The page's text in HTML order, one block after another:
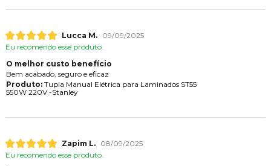
Lucca M.
09/09/2025
Eu recomendo esse produto.
O melhor custo benefício
Bem acabado, seguro e eficaz
Produto:Tupia Manual Elétrica para Laminados ST55
550W 220V -Stanley
Zapim L.
08/09/2025
Eu recomendo esse produto.